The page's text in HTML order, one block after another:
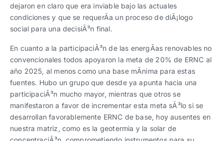
dejaron en claro que era inviable bajo las actuales
condiciones y que se requerÃ­a un proceso de diÃ¡logo
social para una decisiÃ³n final.
En cuanto a la participaciÃ³n de las energÃ­as renovables no
convencionales todos apoyaron la meta de 20% de ERNC al
año 2025, al menos como una base mÃ­nima para estas
fuentes. Hubo un grupo que desde ya apunta hacia una
participaciÃ³n mucho mayor, mientras que otros se
manifestaron a favor de incrementar esta meta sÃ³lo si se
desarrollan favorablemente ERNC de base, hoy ausentes en
nuestra matriz, como es la geotermia y la solar de